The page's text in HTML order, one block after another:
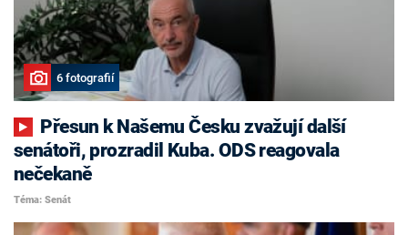
6 fotografií
senátoři, prozradil Kuba. ODS reagovala
nečekaně
Téma: Senát